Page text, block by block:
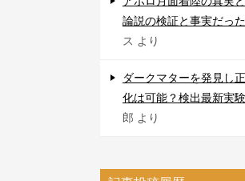
論説の検証と事実だっ
ス より
ダークマターを発見し
化は可能？検出最新実
郎 より